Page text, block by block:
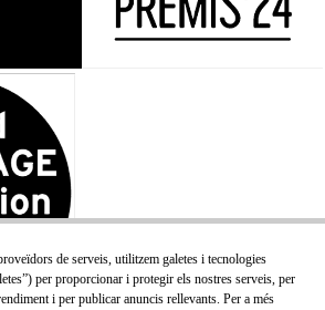
de serveis, utilitzem galetes i tecnologies
per proporcionar i protegir els nostres serveis, per
i per publicar anuncis rellevants. Per a més